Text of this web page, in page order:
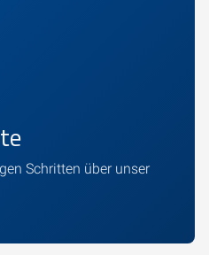
Schritten über unser